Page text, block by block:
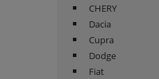
CHERY
Dacia
Cupra
Dodge
Fiat